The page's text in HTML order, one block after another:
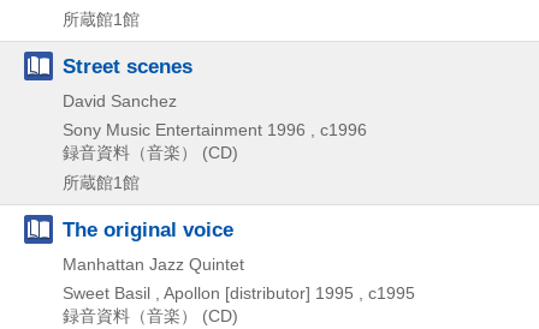
所蔵館1館
Street scenes
David Sanchez
Sony Music Entertainment 1996 , c1996
録音資料（音楽） (CD)
所蔵館1館
The original voice
Manhattan Jazz Quintet
Sweet Basil , Apollon [distributor] 1995 , c1995
録音資料（音楽） (CD)